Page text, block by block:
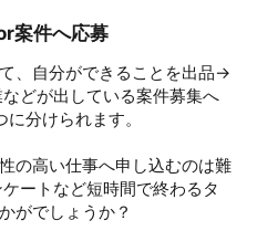
案件へ応募
、自分ができることを出品→
どが出している案件募集へ
分けられます。
の高い仕事へ申し込むのは難
ートなど短時間で終わるタ
がでしょうか？